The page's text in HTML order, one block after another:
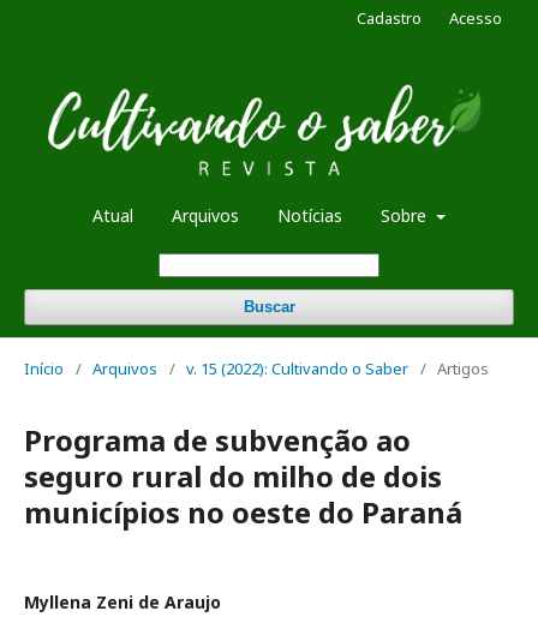
Atual Arquivos Notícias Sobre
Buscar
Cadastro Acesso
Início / Arquivos / v. 15 (2022): Cultivando o Saber / Artigos
Programa de subvenção ao
seguro rural do milho de dois
municípios no oeste do Paraná
Myllena Zeni de Araujo